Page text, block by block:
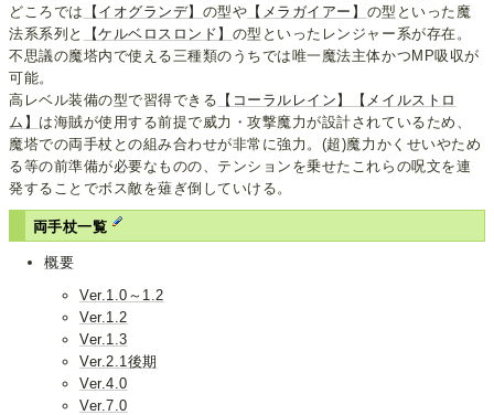
どころでは
【イオグランデ】 の型や 【メラガイアー】 の型といった魔
法系系列と
【ケルベロスロンド】 の型といったレンジャー系が存在。
不思議の魔塔内で使える三種類のうちでは唯一魔法主体かつMP吸収が
可能。
高レベル装備の型で習得できる 【コーラルレイン】
【メイルストロ
ム】 は海賊が使用する前提で威力・攻撃魔力が設計されているため、
魔塔での両手杖との組み合わせが非常に強力。(超)魔力かくせいやため
る等の前準備が必要なものの、テンションを乗せたこれらの呪文を連
発することでボス敵を薙ぎ倒していける。
両手杖一覧
概要
Ver.1.0～1.2
Ver.1.2
Ver.1.3
Ver.2.1後期
Ver.4.0
Ver.7.0